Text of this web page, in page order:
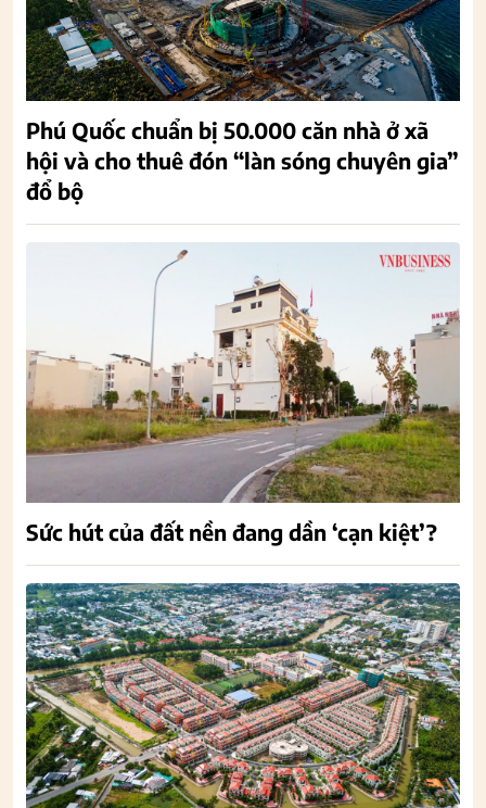
Phú Quốc chuẩn bị 50.000 căn nhà ở xã
hội và cho thuê đón “làn sóng chuyên gia”
đổ bộ
Sức hút của đất nền đang dần ‘cạn kiệt’?